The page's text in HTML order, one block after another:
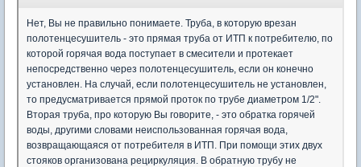
Нет, Вы не правильно понимаете. Труба, в которую врезан
полотенцесушитель - это прямая труба от ИТП к потребителю, по
которой горячая вода поступает в смесители и протекает
непосредственно через полотенцесушитель, если он конечно
установлен. На случай, если полотенцесушитель не установлен,
то предусматривается прямой проток по трубе диаметром 1/2".
Вторая труба, про которую Вы говорите, - это обратка горячей
воды, другими словами неиспользованная горячая вода,
возвращающаяся от потребителя в ИТП. При помощи этих двух
стояков организована рециркуляция. В обратную трубу не